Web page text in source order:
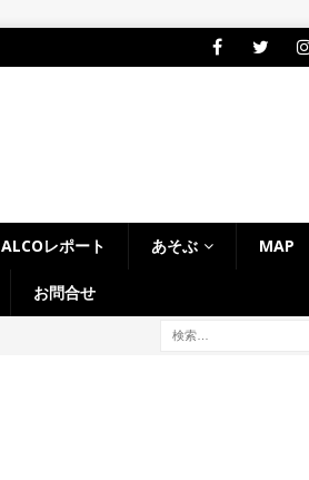
ALCOレポート あそぶ MAP
お問合せ